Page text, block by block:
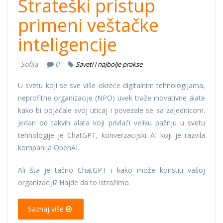
Strateški pristup
primeni veštačke
inteligencije
Sofija 0 Saveti i najbolje prakse
U svetu koji se sve više okreće digitalnim tehnologijama,
neprofitne organizacije (NPO) uvek traže inovativne alate
kako bi pojačale svoj uticaj i povezale se sa zajednicom.
Jedan od takvih alata koji privlači veliku pažnju u svetu
tehnologije je ChatGPT, konverzacijski AI koji je razvila
kompanija OpenAI.
Ali šta je tačno ChatGPT i kako može koristiti vašoj
organizaciji? Hajde da to istražimo.
Saznaj više